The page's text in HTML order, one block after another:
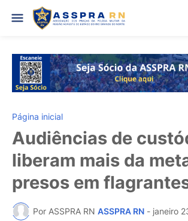
Página inicial
Audiências de
liberam mais da
presos em
Por ASSPRA RN ASSPRA RN - janeiro